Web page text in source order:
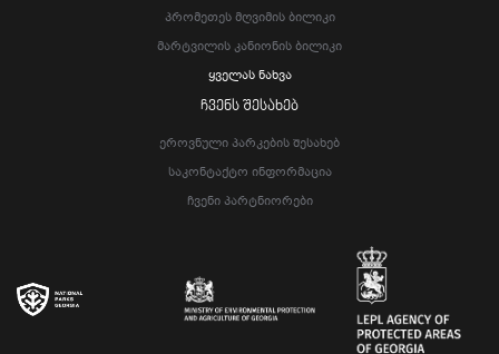
Პრომეთეს Მღვიმის Ბილიკი
Მარტვილის Კანიონის Ბილიკი
Ყველას Ნახვა
ᲩᲕᲔᲜᲡ ᲨᲔᲡᲐᲮᲔᲑ
Ეროვნული Პარკების Შესახებ
Საკონტაქტო Ინფორმაცია
Ჩვენი Პარტნიორები